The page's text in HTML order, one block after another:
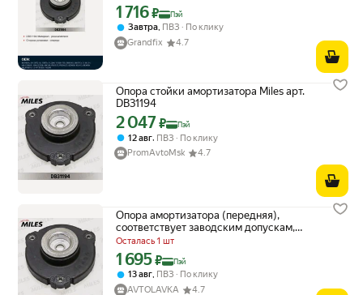
Цена с картой Яндекс Пэй 1716 ₽ вместо
1 716₽ Пэй
Завтра ПВЗ
По клику
Grandfix
4.7
Опора стойки амортизатора Miles арт.
DB31194
Цена с картой Яндекс Пэй 2047 ₽ вместо
2 047₽ Пэй
12 авг, ПВЗ
По клику
PromAvtoMsk
4.7
Опора амортизатора (передняя),
соответствует заводским допускам,
применяется на VW Polo, с 2000 года.
Miles арт. DB31194
Осталась 1 шт
Цена с картой Яндекс Пэй 1695 ₽ вместо
1 695₽ Пэй
13 авг, ПВЗ
По клику
AVTOLAVKA
4.7